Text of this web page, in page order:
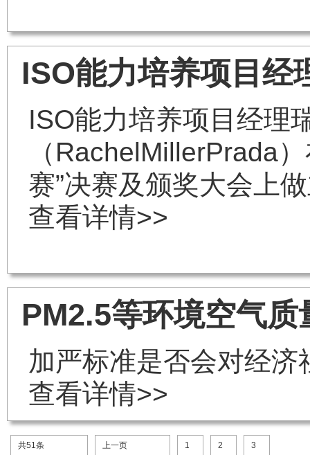
ISO能力培养项目经
ISO能力培养项目经理
（RachelMillerPrada
赛”决赛及颁奖大会上
查看详情>>
PM2.5等环境空气
加严标准是否会对经
查看详情>>
共51条 上一页 1 2 3